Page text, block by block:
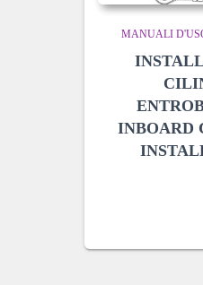
MANUALI
INBOARD